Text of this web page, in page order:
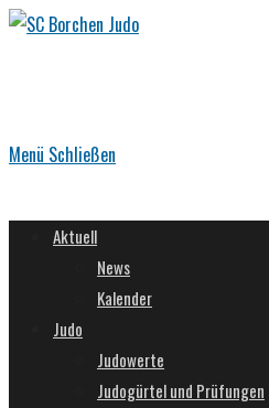
Zum
Menü Schließen
Aktuell
News
Kalender
Judo
Judowerte
Judogürtel und Prüfungen